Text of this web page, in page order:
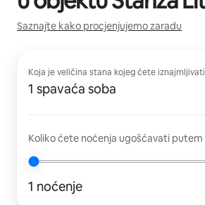
Saznajte kako procjenjujemo zaradu
Koja je veličina stana kojeg ćete
1 spavaća soba
Koliko ćete noćenja ugošćavati
1 noćenje